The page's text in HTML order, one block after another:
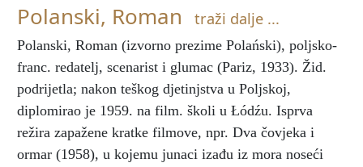
Polanski, Roman traži dalje ...
Polanski, Roman (izvorno prezime Polański), poljsko-
franc. redatelj, scenarist i glumac (Pariz, 1933). Žid.
podrijetla; nakon teškog djetinjstva u Poljskoj,
diplomirao je 1959. na film. školi u Łódźu. Isprva
režira zapažene kratke filmove, npr. Dva čovjeka i
ormar (1958), u kojemu junaci izađu iz mora noseći